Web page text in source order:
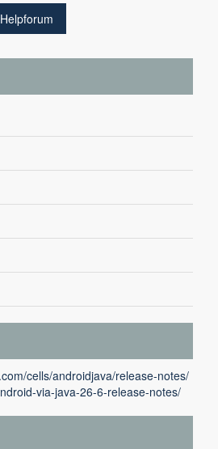
Helpforum
cells/androidjava/release-notes/
via-java-26-6-release-notes/